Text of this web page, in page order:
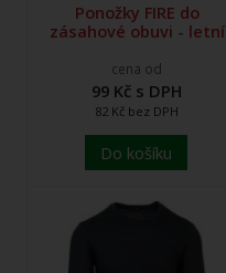
Ponožky FIRE do
zásahové obuvi - letní
cena od
99 Kč s DPH
82 Kč bez DPH
Do košíku